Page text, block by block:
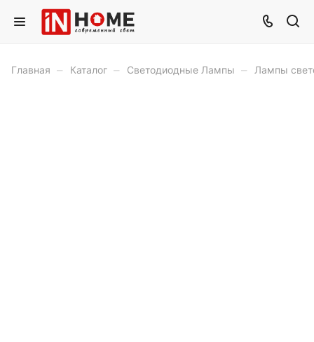
Главная – Каталог – Светодиодные Лампы – Лампы